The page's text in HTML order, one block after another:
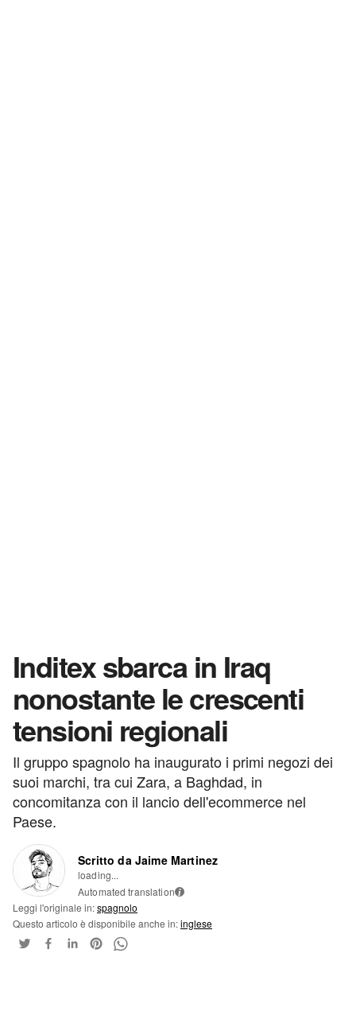
Inditex sbarca in Iraq
nonostante le crescenti
tensioni regionali
Il gruppo spagnolo ha inaugurato i primi negozi dei
suoi marchi, tra cui Zara, a Baghdad, in
concomitanza con il lancio dell'ecommerce nel
Paese.
Scritto da Jaime Martinez
loading...
Automated translation i
Leggi l'originale in:spagnolo
Questo articolo è disponibile anche in:inglese